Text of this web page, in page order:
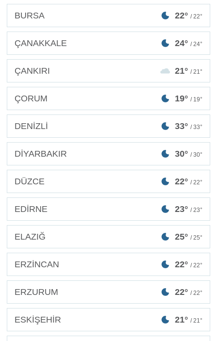
BURSA 22° / 22°
ÇANAKKALE 24° / 24°
ÇANKIRI 21° / 21°
ÇORUM 19° / 19°
DENİZLİ 33° / 33°
DİYARBAKIR 30° / 30°
DÜZCE 22° / 22°
EDİRNE 23° / 23°
ELAZIĞ 25° / 25°
ERZİNCAN 22° / 22°
ERZURUM 22° / 22°
ESKİŞEHİR 21° / 21°